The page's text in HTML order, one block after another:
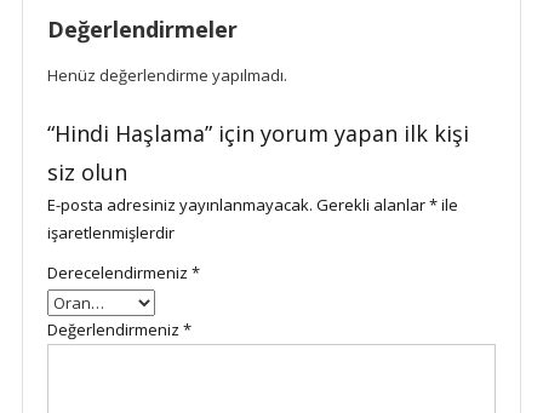
Değerlendirmeler
Henüz değerlendirme yapılmadı.
“Hindi Haşlama” için yorum yapan ilk kişi
siz olun
E-posta adresiniz yayınlanmayacak. Gerekli alanlar*ile
işaretlenmişlerdir
Derecelendirmeniz *
Değerlendirmeniz *